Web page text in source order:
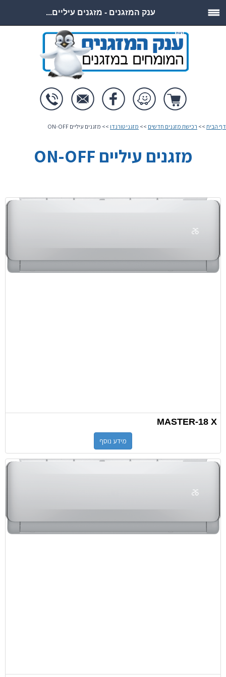
ענק המזגנים - מזגנים עיליים...
דף הבית >> רכישת מזגנים חדשים >> מזגני טורנדו >> מזגנים עיליים ON-OFF
מזגנים עיליים ON-OFF
MASTER-18 X
מידע נוסף